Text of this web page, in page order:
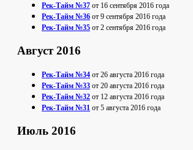
Рек-Тайм №37 от 16 сентября 2016 года
Рек-Тайм №36 от 9 сентября 2016 года
Рек-Тайм №35 от 2 сентября 2016 года
Август 2016
Рек-Тайм №34 от 26 августа 2016 года
Рек-Тайм №33 от 20 августа 2016 года
Рек-Тайм №32 от 12 августа 2016 года
Рек-Тайм №31 от 5 августа 2016 года
Июль 2016